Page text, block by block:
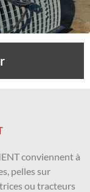
conviennent à
pelles sur
ou tracteurs